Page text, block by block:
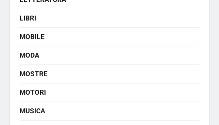
LIBRI
MOBILE
MODA
MOSTRE
MOTORI
MUSICA